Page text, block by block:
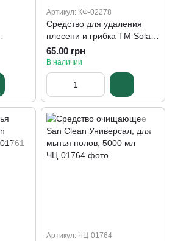
Артикул: КФ-02278
Средство для удаления
плесени и грибка ТМ Solar,
500 мл
65.00 грн
В наличии
Артикул: ЧЦ-01764